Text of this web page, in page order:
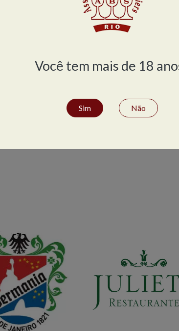
Você tem mais de 18
Sim Não